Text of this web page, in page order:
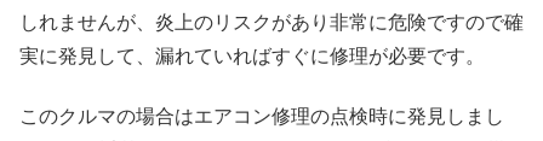
しれませんが、炎上のリスクがあり非常に危険ですので確
実に発見して、漏れていればすぐに修理が必要です。
このクルマの場合はエアコン修理の点検時に発見しまし